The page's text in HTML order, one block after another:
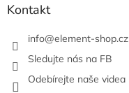
Kontakt
info@element-shop.cz
Sledujte nás na FB
Odebírejte naše videa